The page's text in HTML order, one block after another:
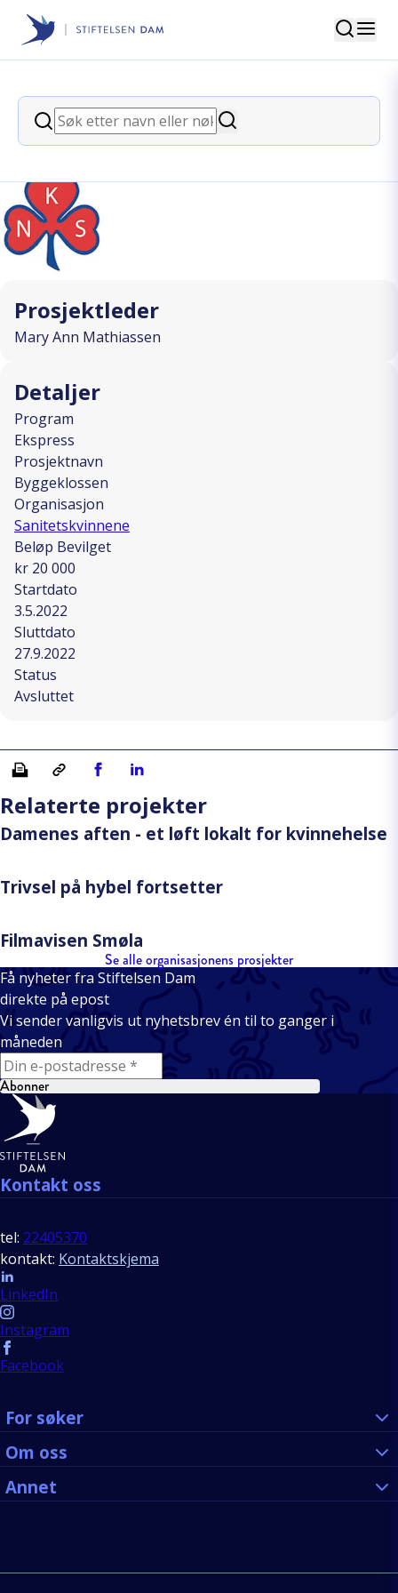
Stiftelsen Dam
Søk
Søk
Søk
back
Byggeklossen
Prosjektleder
Mary Ann Mathiassen
Detaljer
Program
Ekspress
Prosjektnavn
Byggeklossen
Organisasjon
Sanitetskvinnene
Beløp Bevilget
kr 20 000
Startdato
3.5.2022
Sluttdato
27.9.2022
Status
Avsluttet
Skriv ut Kopiera länkDel på Facebook
Del på Linkedin
Relaterte projekter
Damenes aften - et løft lokalt for kvinnehelse
Trivsel på hybel fortsetter
Filmavisen Smøla
Se alle organisasjonens prosjekter
Få nyheter fra Stiftelsen Dam
direkte på epost
Vi sender vanligvis ut nyhetsbrev én til to ganger i
måneden
E-mail
Abonner
Bunntekst
Kontakt oss
tel: 22405370
kontakt: Kontaktskjema
Follow us
LinkedIn
Instagram
Facebook
For søker
Om oss
Annet